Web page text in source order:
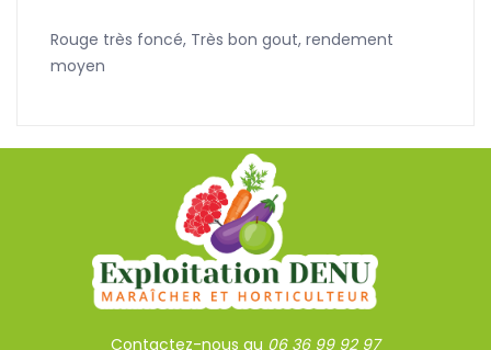
Rouge très foncé, Très bon gout, rendement
moyen
Contactez-nous au 06 36 99 92 97